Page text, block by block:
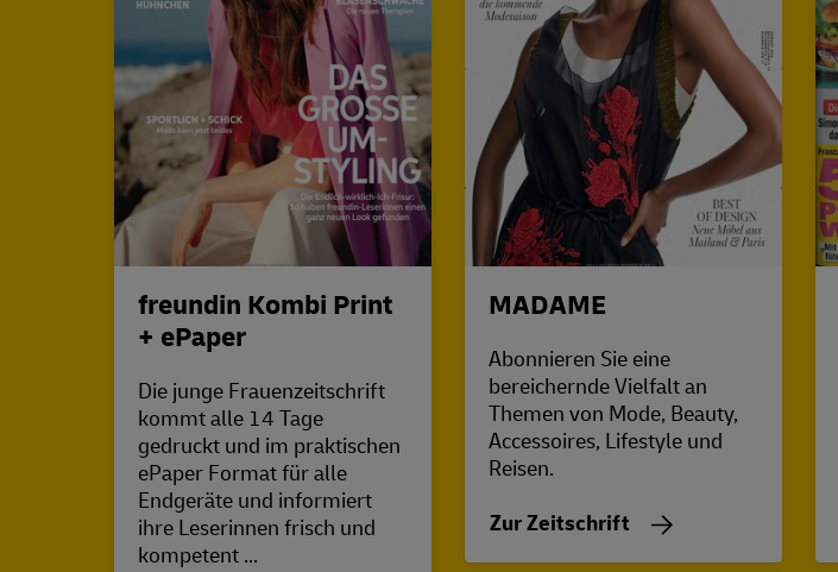
freundin Kombi Print
+ ePaper
Die junge Frauenzeitschrift
kommt alle 14 Tage
gedruckt und im praktischen
ePaper Format für alle
Endgeräte und informiert
ihre Leserinnen frisch und
kompetent ...
MADAME
Abonnieren Sie eine
bereichernde Vielfalt an
Themen von Mode, Beauty,
Accessoires, Lifestyle und
Reisen.
Zur Zeitschrift